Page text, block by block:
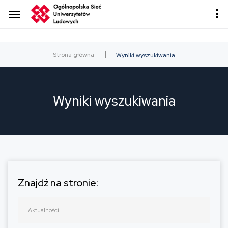
Strona główna Wyniki wyszukiwania
Wyniki wyszukiwania
Znajdź na stronie: